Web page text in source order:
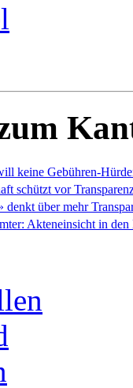
keine Gebühren-
schützt vor
denkt über mehr
Akteneinsicht in den